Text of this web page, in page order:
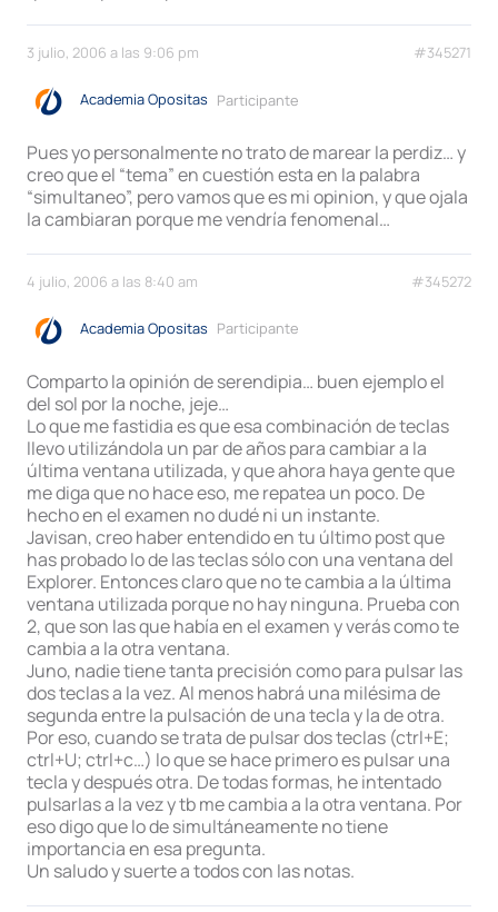
3 julio, 2006 a las 9:06 pm #345271
Academia Opositas Participante
Pues yo personalmente no trato de marear la perdiz… y
creo que el “tema” en cuestión esta en la palabra
“simultaneo”, pero vamos que es mi opinion, y que ojala
la cambiaran porque me vendría fenomenal…
4 julio, 2006 a las 8:40 am #345272
Academia Opositas Participante
Comparto la opinión de serendipia… buen ejemplo el
del sol por la noche, jeje…
Lo que me fastidia es que esa combinación de teclas
llevo utilizándola un par de años para cambiar a la
última ventana utilizada, y que ahora haya gente que
me diga que no hace eso, me repatea un poco. De
hecho en el examen no dudé ni un instante.
Javisan, creo haber entendido en tu último post que
has probado lo de las teclas sólo con una ventana del
Explorer. Entonces claro que no te cambia a la última
ventana utilizada porque no hay ninguna. Prueba con
2, que son las que había en el examen y verás como te
cambia a la otra ventana.
Juno, nadie tiene tanta precisión como para pulsar las
dos teclas a la vez. Al menos habrá una milésima de
segunda entre la pulsación de una tecla y la de otra.
Por eso, cuando se trata de pulsar dos teclas (ctrl+E;
ctrl+U; ctrl+c…) lo que se hace primero es pulsar una
tecla y después otra. De todas formas, he intentado
pulsarlas a la vez y tb me cambia a la otra ventana. Por
eso digo que lo de simultáneamente no tiene
importancia en esa pregunta.
Un saludo y suerte a todos con las notas.